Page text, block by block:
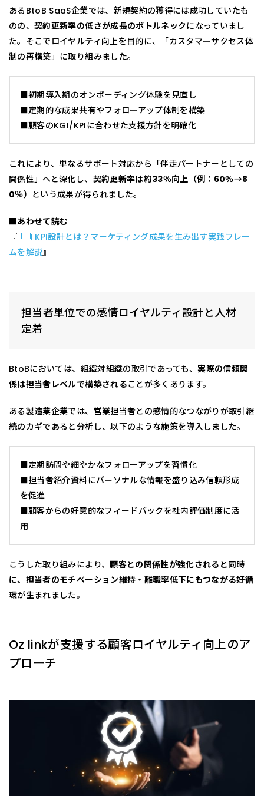
あるBtoB SaaS企業では、新規契約の獲得には成功していたも
のの、契約更新率の低さが成長のボトルネックになっていまし
た。そこでロイヤルティ向上を目的に、「カスタマーサクセス体
制の再構築」に取り組みました。
■初期導入期のオンボーディング体験を見直し
■定期的な成果共有やフォローアップ体制を構築
■顧客のKGI/KPIに合わせた支援方針を明確化
これにより、単なるサポート対応から「伴走パートナーとしての
関係性」へと深化し、 契約更新率は約33％向上（例：60％→8
0％） という成果が得られました。
■あわせて読む
『
KPI設計とは？マーケティング成果を生み出す実践フレー
ムを解説』
担当者単位での感情ロイヤルティ設計と人材
定着
BtoBにおいては、組織対組織の取引であっても、実際の信頼関
係は担当者レベルで構築されることが多くあります。
ある製造業企業では、営業担当者との感情的なつながりが取引継
続のカギであると分析し、以下のような施策を導入しました。
■定期訪問や細やかなフォローアップを習慣化
■担当者紹介資料にパーソナルな情報を盛り込み信頼形成
を促進
■顧客からの好意的なフィードバックを社内評価制度に活
用
こうした取り組みにより、顧客との関係性が強化されると同時
に、担当者のモチベーション維持・離職率低下にもつながる好循
環が生まれました。
Oz linkが支援する顧客ロイヤルティ向上のア
プローチ